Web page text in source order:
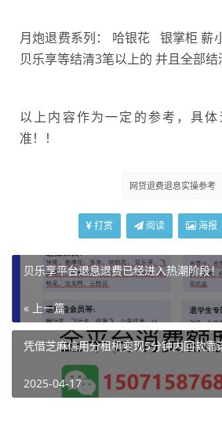
月炮退费系列： 哈银花 银掌柜 薪
贝乐享等结清3笔以上的 并且全部结
以上内容作为一定的参考，具
准！！
网贷退费退息实操参考
打赏 阅读 海报
贝乐享平台退息退费已经进入热潮阶段！
« 上一篇
凭借芝麻信用分租机变现5分钟内回款靠
2025-04-17